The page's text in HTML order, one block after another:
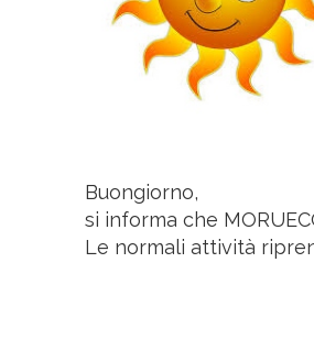
Buongiorno,
si informa che
Le normali attività